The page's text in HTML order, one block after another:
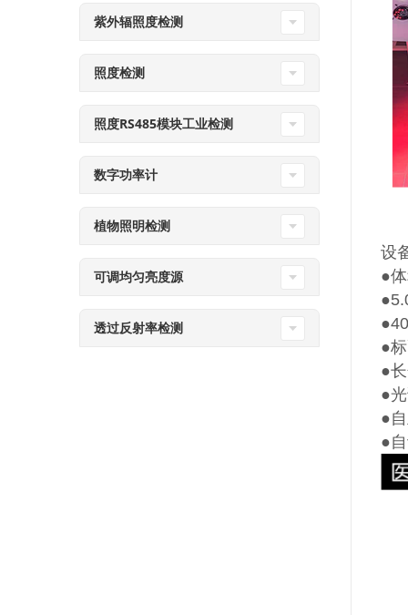
紫外辐照度检测
照度检测
照度RS485模块工业检测
数字功率计
植物照明检测
可调均匀亮度源
透过反射率检测
设
●
●
●
●
●
●